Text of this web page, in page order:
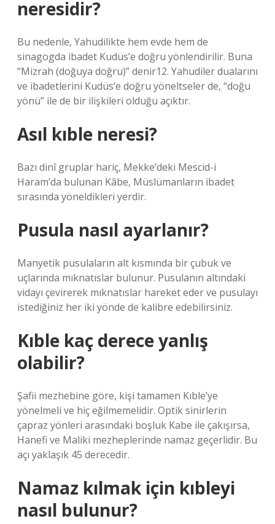
neresidir?
Bu nedenle, Yahudilikte hem evde hem de
sinagogda ibadet Kudüs’e doğru yönlendirilir. Buna
“Mizrah (doğuya doğru)” denir12. Yahudiler dualarını
ve ibadetlerini Kudüs’e doğru yöneltseler de, “doğu
yönü” ile de bir ilişkileri olduğu açıktır.
Asıl kıble neresi?
Bazı dinî gruplar hariç, Mekke’deki Mescid-i
Haram’da bulunan Kâbe, Müslümanların ibadet
sırasında yöneldikleri yerdir.
Pusula nasıl ayarlanır?
Manyetik pusulaların alt kısmında bir çubuk ve
uçlarında mıknatıslar bulunur. Pusulanın altındaki
vidayı çevirerek mıknatıslar hareket eder ve pusulayı
istediğiniz her iki yönde de kalibre edebilirsiniz.
Kıble kaç derece yanlış
olabilir?
Şafii mezhebine göre, kişi tamamen Kıble’ye
yönelmeli ve hiç eğilmemelidir. Optik sinirlerin
çapraz yönleri arasındaki boşluk Kabe ile çakışırsa,
Hanefi ve Maliki mezheplerinde namaz geçerlidir. Bu
açı yaklaşık 45 derecedir.
Namaz kılmak için kıbleyi
nasıl bulunur?